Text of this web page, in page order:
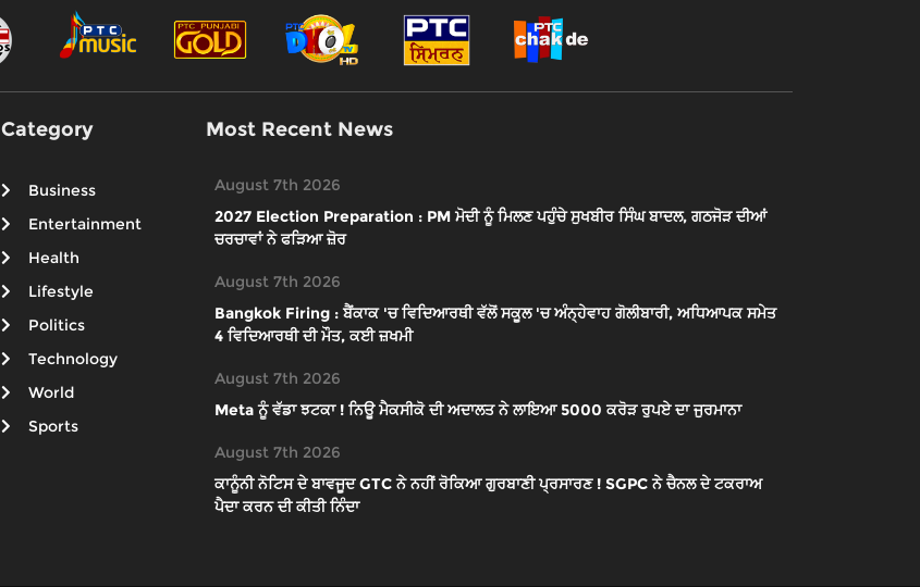
Category
Business
Entertainment
Health
Lifestyle
Politics
Technology
World
Sports
Most Recent News
August 7th 2026
2027 Election Preparation : PM ਮੋਦੀ ਨੂੰ ਮਿਲਣ ਪਹੁੰਚੇ ਸੁਖਬੀਰ ਸਿੰਘ ਬਾਦਲ, ਗਠਜੋੜ ਦੀਆਂ
ਚਰਚਾਵਾਂ ਨੇ ਫੜਿਆ ਜ਼ੋਰ
August 7th 2026
Bangkok Firing : ਬੈਂਕਾਕ 'ਚ ਵਿਦਿਆਰਥੀ ਵੱਲੋਂ ਸਕੂਲ 'ਚ ਅੰਨ੍ਹੇਵਾਹ ਗੋਲੀਬਾਰੀ, ਅਧਿਆਪਕ ਸਮੇਤ
4 ਵਿਦਿਆਰਥੀ ਦੀ ਮੌਤ, ਕਈ ਜ਼ਖਮੀ
August 7th 2026
Meta ਨੂੰ ਵੱਡਾ ਝਟਕਾ ! ਨਿਊ ਮੈਕਸੀਕੋ ਦੀ ਅਦਾਲਤ ਨੇ ਲਾਇਆ 5000 ਕਰੋੜ ਰੁਪਏ ਦਾ ਜੁਰਮਾਨਾ
August 7th 2026
ਕਾਨੂੰਨੀ ਨੋਟਿਸ ਦੇ ਬਾਵਜੂਦ GTC ਨੇ ਨਹੀਂ ਰੋਕਿਆ ਗੁਰਬਾਣੀ ਪ੍ਰਸਾਰਣ ! SGPC ਨੇ ਚੈਨਲ ਦੇ ਟਕਰਾਅ
ਪੈਦਾ ਕਰਨ ਦੀ ਕੀਤੀ ਨਿੰਦਾ